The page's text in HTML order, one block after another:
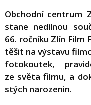
Obchodní centrum
stane nedílnou
66. ročníku Zlín Film
těšit na výstavu
fotokoutek,
ze světa filmu, a
stých narozenin.